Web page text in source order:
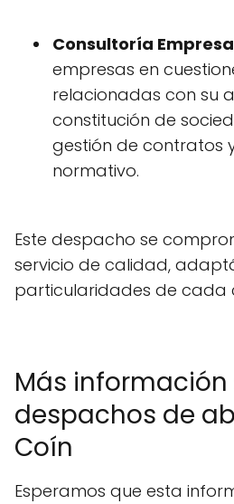
Consultoría
empresas en
relacionadas con su
constitución de
gestión de contratos
normativo.
Este despacho se
servicio de calidad,
particularidades de cada
Más información
despachos de
Coín
Esperamos que esta